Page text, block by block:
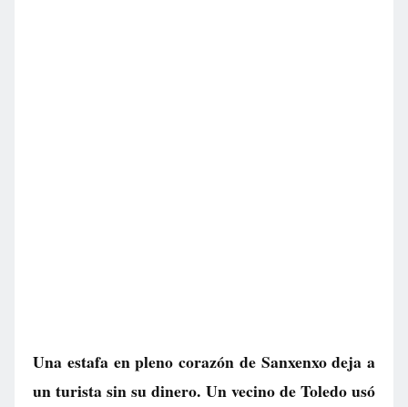
Una estafa en pleno corazón de Sanxenxo deja a
un turista sin su dinero. Un vecino de Toledo usó